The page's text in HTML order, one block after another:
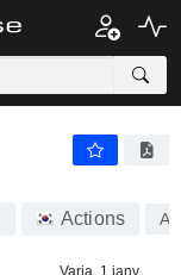
Actions
Varia. 1 janv.